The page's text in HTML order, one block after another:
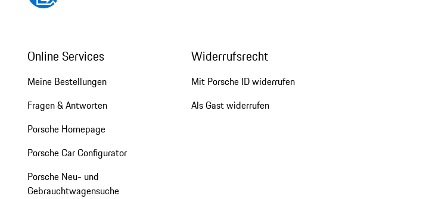
Online Services
Meine Bestellungen
Fragen & Antworten
Porsche Homepage
Porsche Car Configurator
Porsche Neu- und
Gebrauchtwagensuche
Widerrufsrecht
Mit Porsche ID widerrufen
Als Gast widerrufen